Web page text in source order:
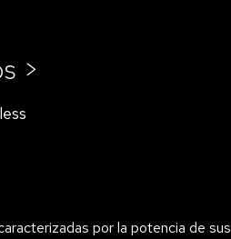
>
por la potencia de sus